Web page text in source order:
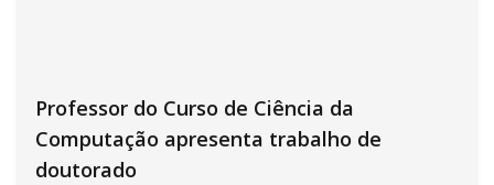
Professor do Curso de Ciência da
Computação apresenta trabalho de
doutorado